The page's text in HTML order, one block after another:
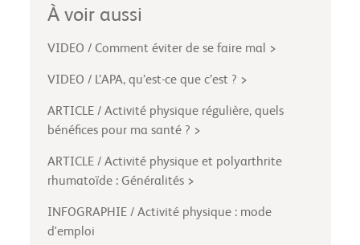
À voir aussi
VIDEO / Comment éviter de se faire mal >
VIDEO / L’APA, qu’est-ce que c’est ? >
ARTICLE / Activité physique régulière, quels
bénéfices pour ma santé ? >
ARTICLE / Activité physique et polyarthrite
rhumatoïde : Généralités >
INFOGRAPHIE / Activité physique : mode
d'emploi